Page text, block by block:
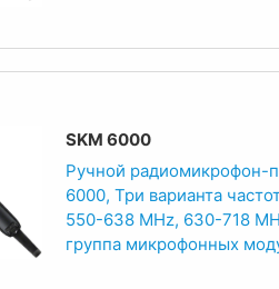
SKM 6000
Ручной радиомикрофон-
6000, Три варианта
550-638 MHz, 630-718
группа микрофонных